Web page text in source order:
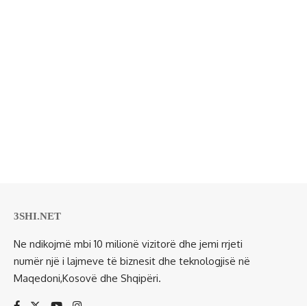
3SHI.NET
Ne ndikojmë mbi 10 milionë vizitorë dhe jemi rrjeti
numër një i lajmeve të biznesit dhe teknologjisë në
Maqedoni,Kosovë dhe Shqipëri.